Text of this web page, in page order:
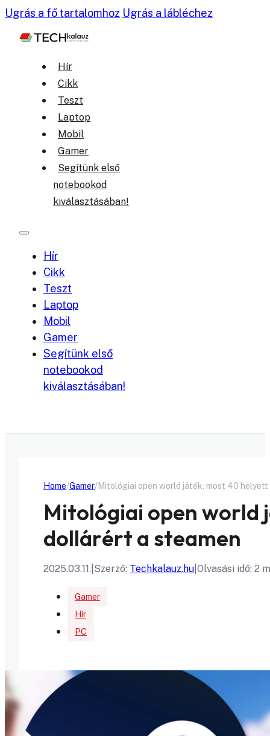
Ugrás a fő tartalomhoz Ugrás a lábléchez
Hír
Cikk
Teszt
Laptop
Mobil
Gamer
Segítünk első
notebookod
kiválasztásában!
Hír
Cikk
Teszt
Laptop
Mobil
Gamer
Segítünk első
notebookod
kiválasztásában!
Home Gamer Mitológiai open world játék, most 40
Mitológiai open world
dollárért a steamen
2025.03.11. Szerző: Techkalauz.hu Olvasási idő: 2
Gamer
Hír
PC